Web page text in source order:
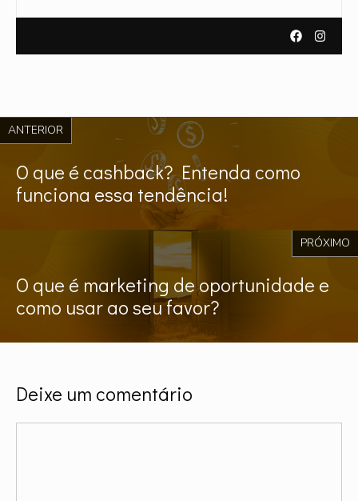
ANTERIOR
O que é cashback? Entenda como
funciona essa tendência!
PRÓXIMO
O que é marketing de oportunidade e
como usar ao seu favor?
Deixe um comentário